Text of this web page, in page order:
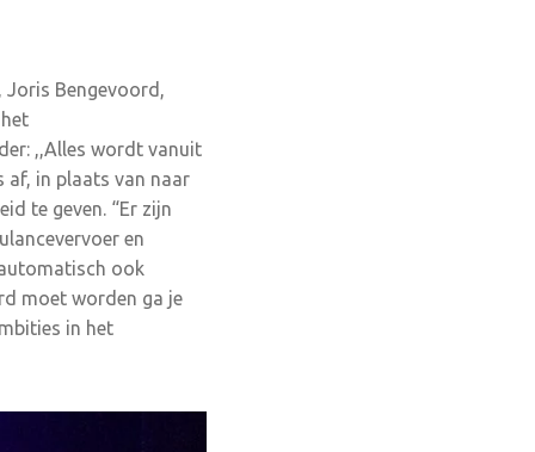
Joris Bengevoord,
,,Alles wordt vanuit
af, in plaats van naar
te geven. “Er zijn
en
ook
moet worden ga je
in het